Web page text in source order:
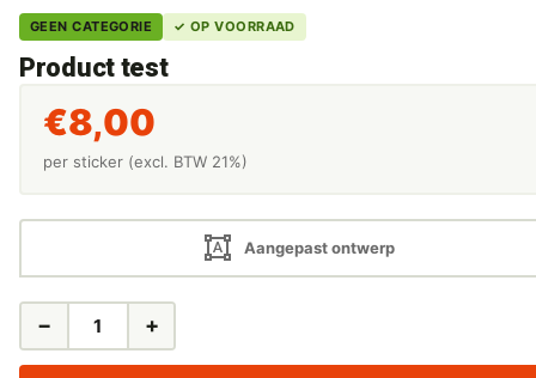
GEEN CATEGORIE ✓ OP VOORRAAD
Product test
€8,00
per sticker (excl. BTW 21%)
Aangepast ontwerp
PRODUCT
− +